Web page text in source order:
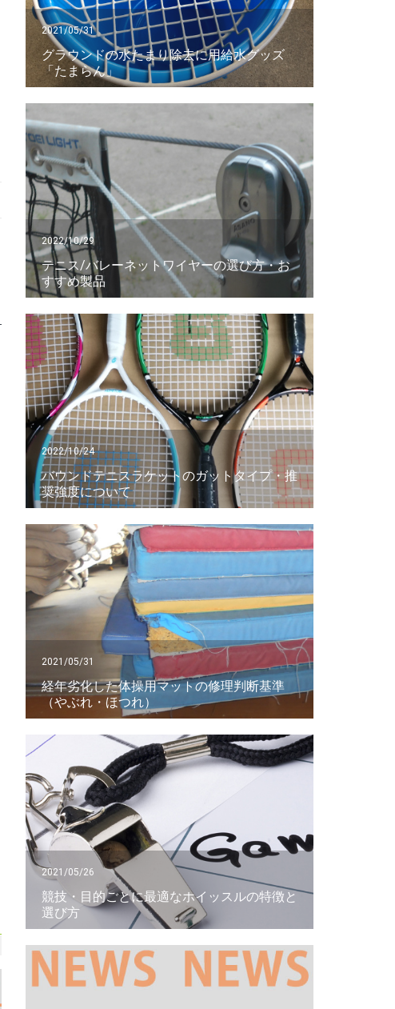
2021/05/31
グラウンドの水たまり除去に用給水グッズ
「たまらん」
2022/10/29
テニス/バレーネットワイヤーの選び方・お
すすめ製品
2022/10/24
バウンドテニスラケットのガットタイプ・推
奨強度について
2021/05/31
経年劣化した体操用マットの修理判断基準
（やぶれ・ほつれ）
2021/05/26
競技・目的ごとに最適なホイッスルの特徴と
選び方